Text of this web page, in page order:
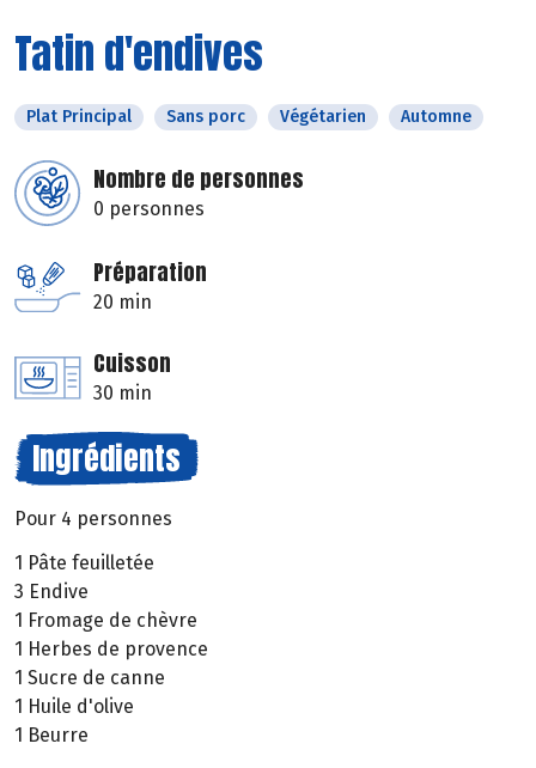
Tatin d'endives
Plat Principal Sans porc Végétarien Automne
Nombre de personnes
0 personnes
Préparation
20 min
Cuisson
30 min
Ingrédients
Pour 4 personnes
1 Pâte feuilletée
3 Endive
1 Fromage de chèvre
1 Herbes de provence
1 Sucre de canne
1 Huile d'olive
1 Beurre